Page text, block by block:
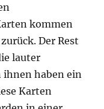
kommen
Der Rest
lauter
ihnen haben ein
Karten